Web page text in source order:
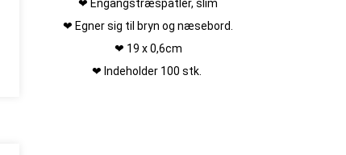
❤ Engangstræspatler, slim
❤ Egner sig til bryn og næsebord.
❤ 19 x 0,6cm
❤ Indeholder 100 stk.